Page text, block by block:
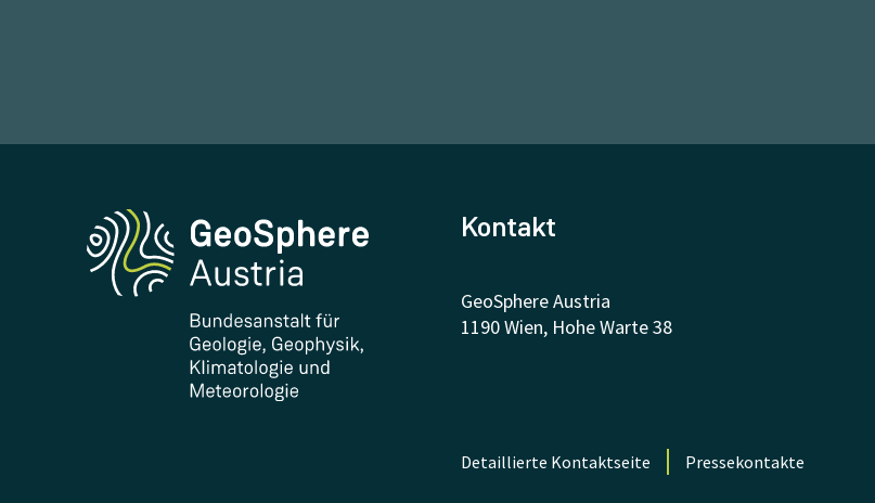
Kontakt
GeoSphere Austria
1190 Wien, Hohe Warte 38
Detaillierte Kontaktseite Pressekontakte